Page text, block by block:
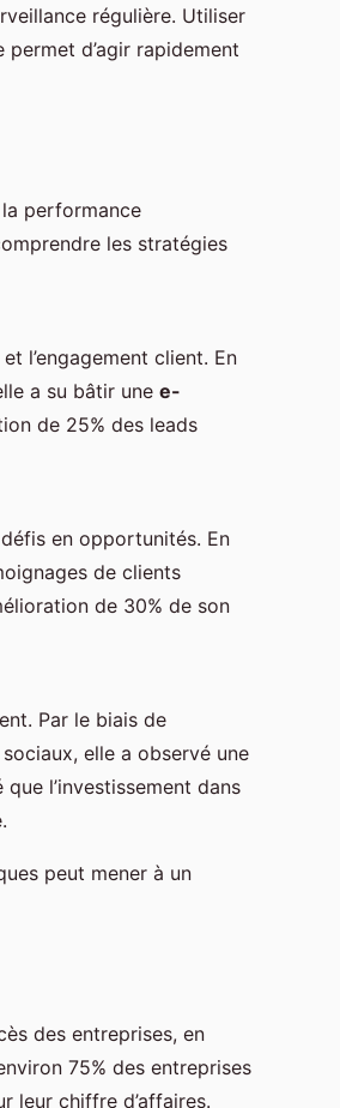
régulière. Utiliser
d’agir rapidement
performance
les stratégies
l’engagement client. En
a su bâtir une e-
de 25% des leads
en opportunités. En
de clients
de 30% de son
Par le biais de
elle a observé une
l’investissement dans
peut mener à un
des entreprises, en
75% des entreprises
leur chiffre d’affaires.